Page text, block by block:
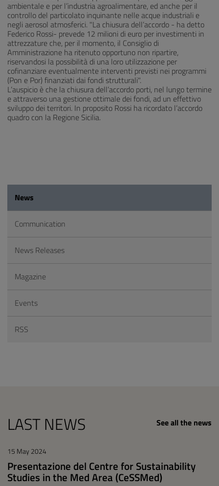
ambientale e per l’industria agroalimentare, ed anche per il
controllo del particolato inquinante nelle acque industriali e
negli aerosol atmosferici. "La chiusura dell’accordo - ha detto
Federico Rossi- prevede 12 milioni di euro per investimenti in
attrezzature che, per il momento, il Consiglio di
Amministrazione ha ritenuto opportuno non ripartire,
riservandosi la possibilità di una loro utilizzazione per
cofinanziare eventualmente interventi previsti nei programmi
(Pon e Por) finanziati dai fondi strutturali".
L’auspicio è che la chiusura dell’accordo porti, nel lungo termine
e attraverso una gestione ottimale dei fondi, ad un effettivo
sviluppo dei territori. In proposito Rossi ha ricordato l’accordo
quadro con la Regione Sicilia.
News
Communication
News Releases
Magazine
Events
RSS
LAST NEWS See all the news
15 May 2024
Presentazione del Centre for Sustainability
Studies in the Med Area (CeSSMed)